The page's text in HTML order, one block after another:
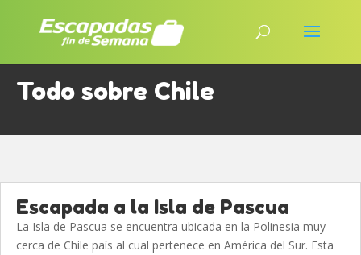
Todo sobre Chile
Escapada a la Isla de Pascua
La Isla de Pascua se encuentra ubicada en la Polinesia muy
cerca de Chile país al cual pertenece en América del Sur. Esta